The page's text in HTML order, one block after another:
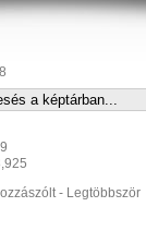
- Legtöbbször